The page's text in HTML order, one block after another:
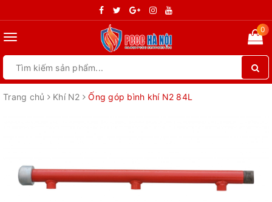
Toggle
0
Trang chủ Khí N2 Ống góp bình khí N2 84L